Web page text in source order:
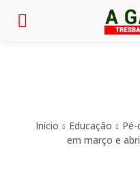
Início Educação
em março e